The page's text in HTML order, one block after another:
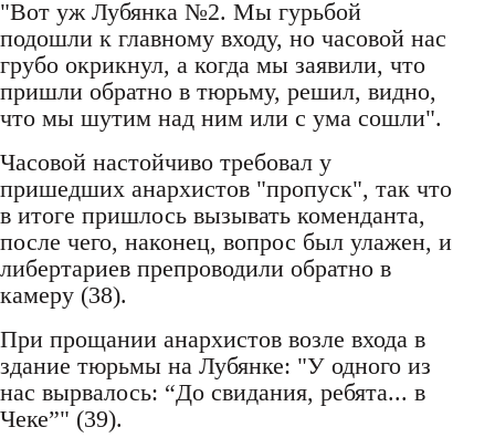
"Вот уж Лубянка №2. Мы гурьбой
подошли к главному входу, но часовой нас
грубо окрикнул, а когда мы заявили, что
пришли обратно в тюрьму, решил, видно,
что мы шутим над ним или с ума сошли".
Часовой настойчиво требовал у
пришедших анархистов "пропуск", так что
в итоге пришлось вызывать коменданта,
после чего, наконец, вопрос был улажен, и
либертариев препроводили обратно в
камеру (38).
При прощании анархистов возле входа в
здание тюрьмы на Лубянке: "У одного из
нас вырвалось: “До свидания, ребята... в
Чеке”" (39).